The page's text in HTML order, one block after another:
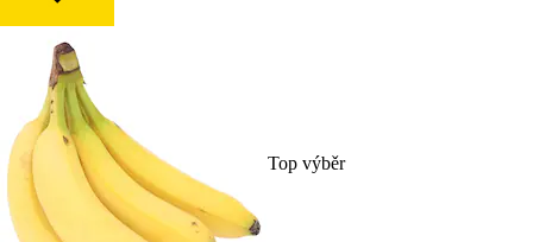
Top výběr